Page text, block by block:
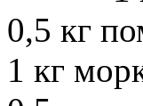
0,5 кг
1 кг